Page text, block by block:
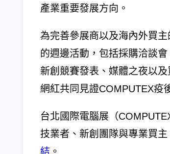
產業重要發展方向。
為完善參展商以及海內外買
的週邊活動，包括採購洽談
新創競賽發表、媒體之夜以
網紅共同見證COMPUTEX疫
台北國際電腦展（
技業者、新創團隊與專業買
結 。